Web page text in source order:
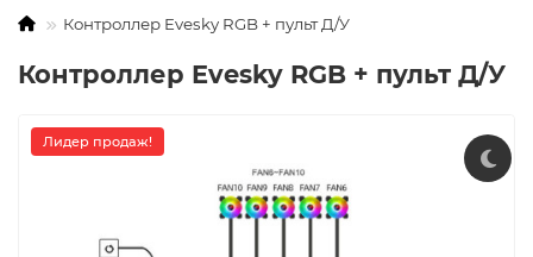
Контроллер Evesky RGB + пульт Д/У
Контроллер Evesky RGB + пульт Д/У
Лидер продаж!